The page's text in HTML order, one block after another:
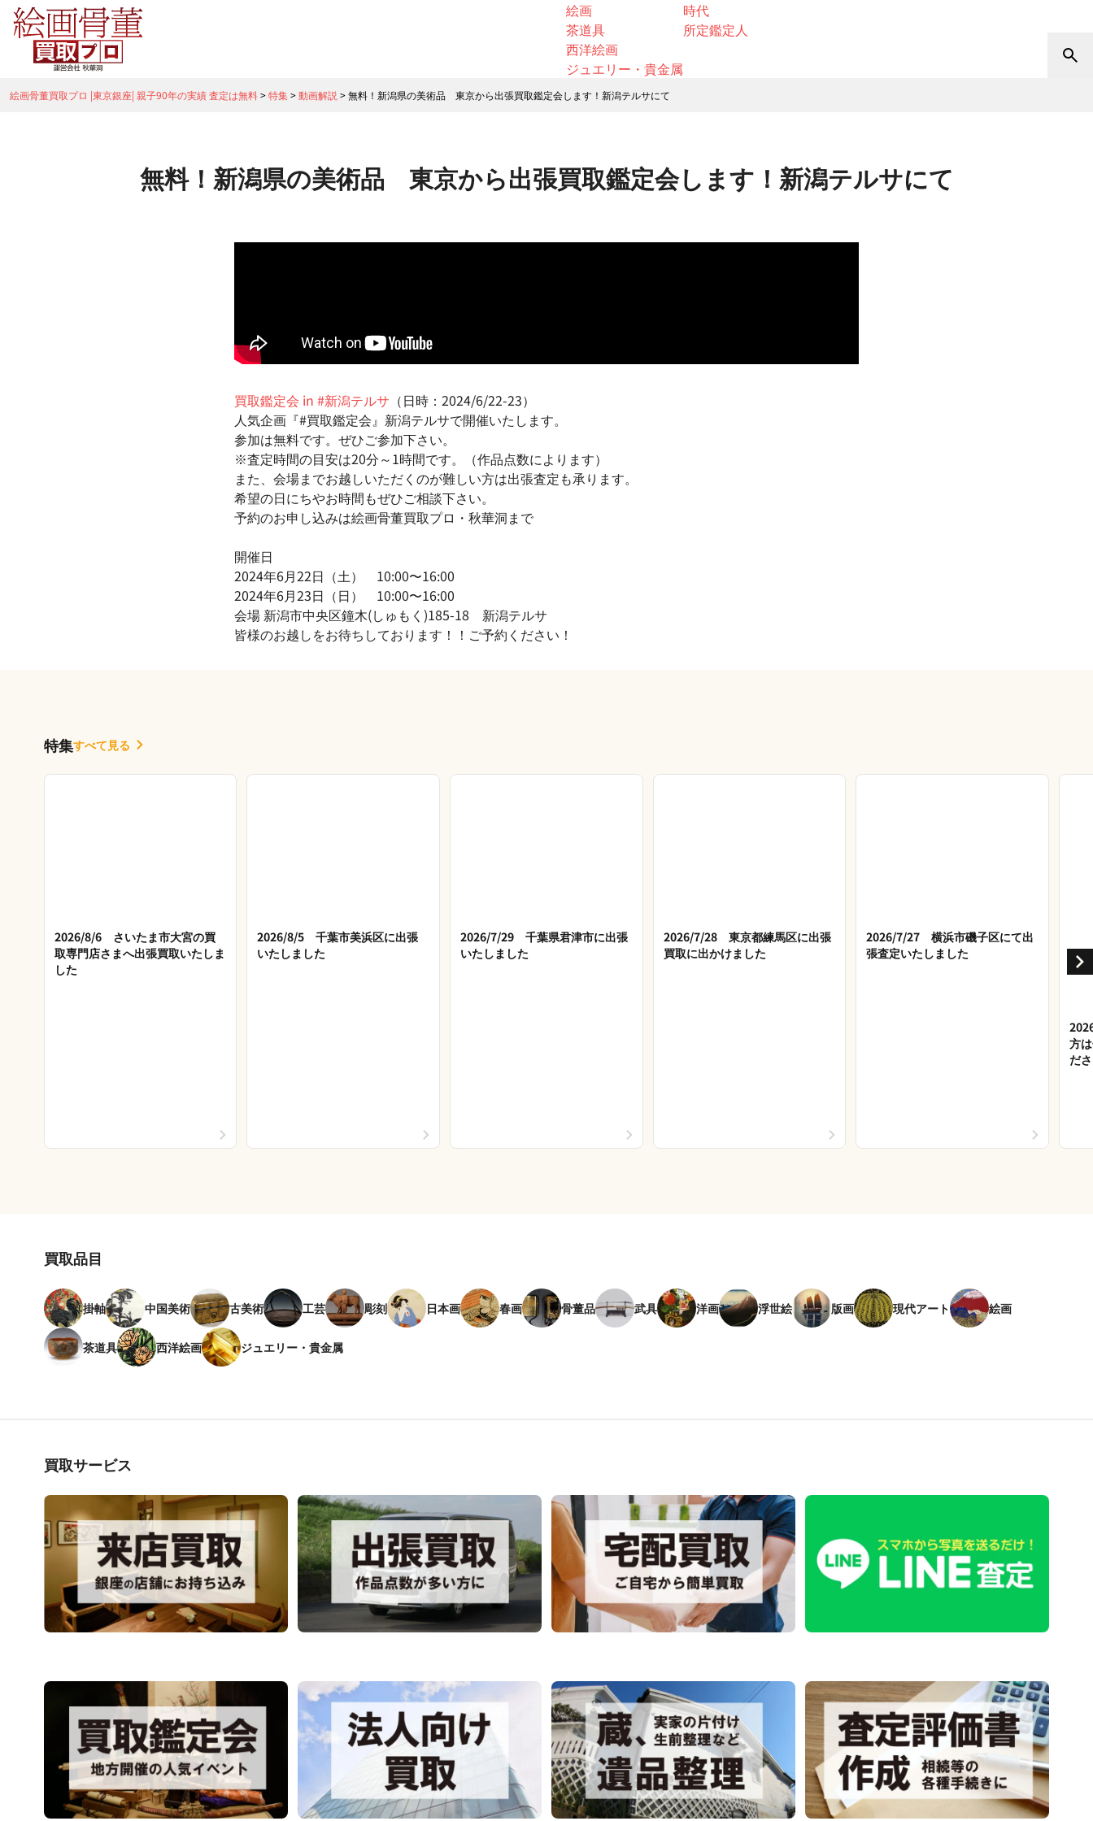
絵画
茶道具
西洋絵画
ジュエリー・貴金属
時代
所定鑑定人
絵画骨董買取プロ |東京銀座| 親子90年の実績 査定は無料>特集>動画解説 >無料！新潟県の美術品 東京から出張買取鑑定会します！新潟テルサにて
無料！新潟県の美術品 東京から出張買取鑑定会します！新潟テルサにて
買取鑑定会 in #新潟テルサ （日時：2024/6/22-23）
人気企画『#買取鑑定会』新潟テルサで開催いたします。
参加は無料です。ぜひご参加下さい。
※査定時間の目安は20分～1時間です。（作品点数によります）
また、会場までお越しいただくのが難しい方は出張査定も承ります。
希望の日にちやお時間もぜひご相談下さい。
予約のお申し込みは絵画骨董買取プロ・秋華洞まで
開催日
2024年6月22日（土） 10:00〜16:00
2024年6月23日（日） 10:00〜16:00
会場 新潟市中央区鐘木(しゅもく)185-18 新潟テルサ
皆様のお越しをお待ちしております！！ご予約ください！
特集すべて見る
2026/8/6 さいたま市大宮の買
取専門店さまへ出張買取いたしま
した
2026/8/5 千葉市美浜区に出張
いたしました
2026/7/29 千葉県君津市に出張
いたしました
2026/7/28 東京都練馬区に出張
買取に出かけました
2026/7/27 横浜市磯子区にて出
張査定いたしました
方
だ
買取品目
掛軸 中国美術 古美術 工芸 彫刻 日本画 春画 骨董品 武具 洋画 浮世絵 版画 現代アート 絵画
茶道具 西洋絵画 ジュエリー・貴金属
買取サービス